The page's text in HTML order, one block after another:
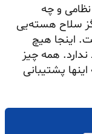
و چه
سلاح هسته‌یی
اینجا هیچ
همه چیز
پشتیبانی